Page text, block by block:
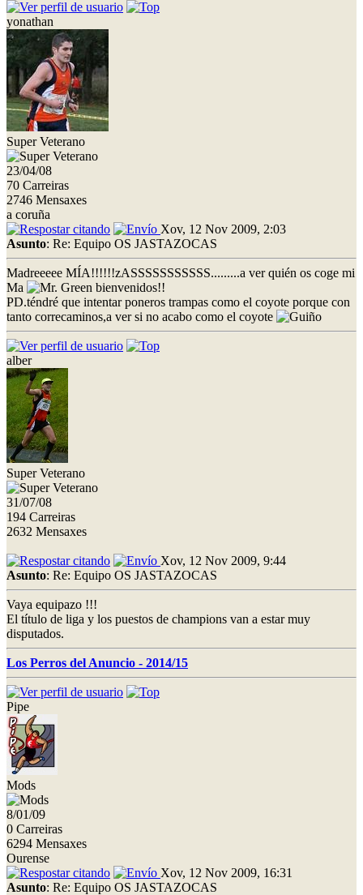
yonathan
Super Veterano
23/04/08
70 Carreiras
2746 Mensaxes
a coruña
Xov, 12 Nov 2009, 2:03
Asunto: Re: Equipo OS JASTAZOCAS
Madreeeee MÍA!!!!!!zASSSSSSSSSSS.........a ver quién os coge mi
Ma
bienvenidos!!
PD.téndré que intentar poneros trampas como el coyote porque con
tanto correcaminos,a ver si no acabo como el coyote
alber
Super Veterano
31/07/08
194 Carreiras
2632 Mensaxes
Xov, 12 Nov 2009, 9:44
Asunto: Re: Equipo OS JASTAZOCAS
Vaya equipazo !!!
El título de liga y los puestos de champions van a estar muy
disputados.
Los Perros del Anuncio - 2014/15
Pipe
Mods
8/01/09
0 Carreiras
6294 Mensaxes
Ourense
Xov, 12 Nov 2009, 16:31
Asunto: Re: Equipo OS JASTAZOCAS